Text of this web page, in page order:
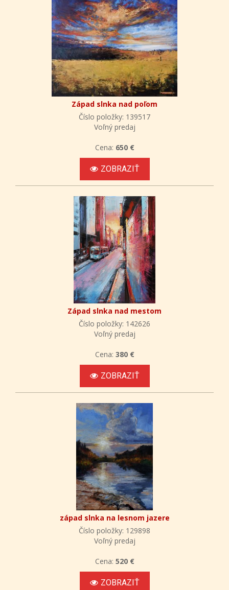
Západ slnka nad poľom
Číslo položky: 139517
Voľný predaj
Cena: 650 €
ZOBRAZIŤ
Západ slnka nad mestom
Číslo položky: 142626
Voľný predaj
Cena: 380 €
ZOBRAZIŤ
západ slnka na lesnom jazere
Číslo položky: 129898
Voľný predaj
Cena: 520 €
ZOBRAZIŤ